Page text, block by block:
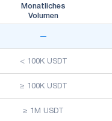
Monatliches
Volumen
—
< 100K USDT
≥ 100K USDT
≥ 1M USDT